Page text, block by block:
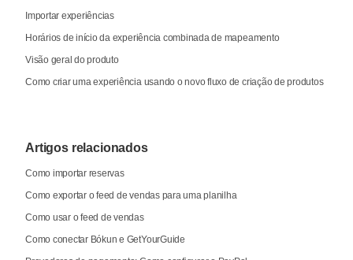
Importar experiências
Horários de início da experiência combinada de mapeamento
Visão geral do produto
Como criar uma experiência usando o novo fluxo de criação de produtos
Artigos relacionados
Como importar reservas
Como exportar o feed de vendas para uma planilha
Como usar o feed de vendas
Como conectar Bókun e GetYourGuide